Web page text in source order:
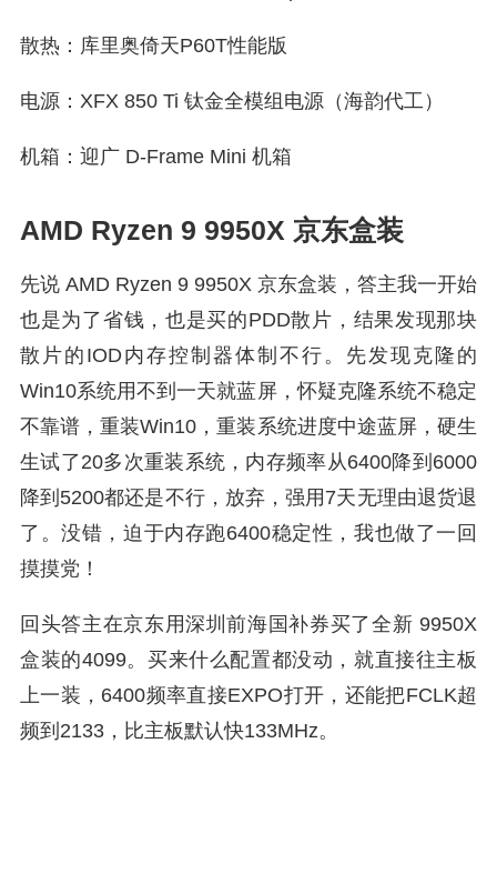
散热：库里奥倚天P60T性能版
电源：XFX 850 Ti 钛金全模组电源（海韵代工）
机箱：迎广 D-Frame Mini 机箱
AMD Ryzen 9 9950X 京东盒装
先说 AMD Ryzen 9 9950X 京东盒装，答主我一开始
也是为了省钱，也是买的PDD散片，结果发现那块
散片的IOD内存控制器体制不行。先发现克隆的
Win10系统用不到一天就蓝屏，怀疑克隆系统不稳定
不靠谱，重装Win10，重装系统进度中途蓝屏，硬生
生试了20多次重装系统，内存频率从6400降到6000
降到5200都还是不行，放弃，强用7天无理由退货退
了。没错，迫于内存跑6400稳定性，我也做了一回
摸摸党！
回头答主在京东用深圳前海国补券买了全新 9950X
盒装的4099。买来什么配置都没动，就直接往主板
上一装，6400频率直接EXPO打开，还能把FCLK超
频到2133，比主板默认快133MHz。